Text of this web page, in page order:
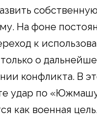
На фоне
к
о
конфликта. В
удар по
как военная